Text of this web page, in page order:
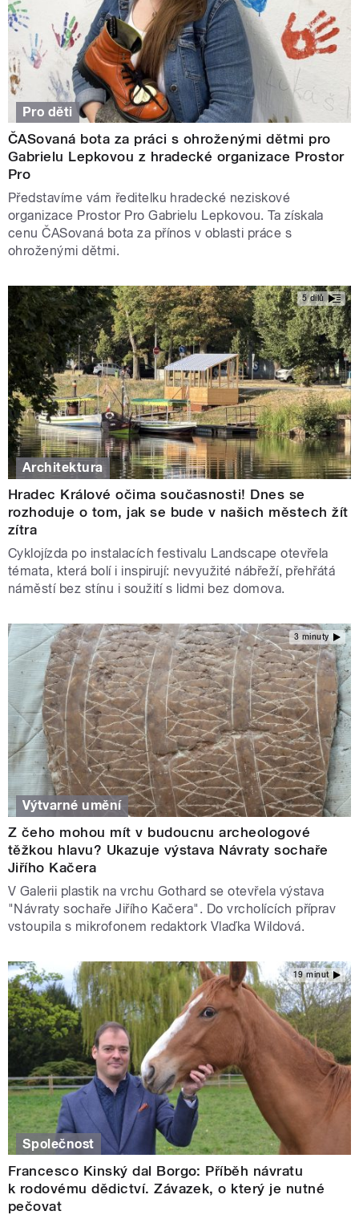
Pro děti
ČASovaná bota za práci s ohroženými dětmi pro
Gabrielu Lepkovou z hradecké organizace Prostor
Pro
Představíme vám ředitelku hradecké neziskové
organizace Prostor Pro Gabrielu Lepkovou. Ta získala
cenu ČASovaná bota za přínos v oblasti práce s
ohroženými dětmi.
5 dílů
Architektura
Hradec Králové očima současnosti! Dnes se
rozhoduje o tom, jak se bude v našich městech žít
zítra
Cyklojízda po instalacích festivalu Landscape otevřela
témata, která bolí i inspirují: nevyužité nábřeží, přehřátá
náměstí bez stínu i soužití s lidmi bez domova.
3 minuty
Výtvarné umění
Z čeho mohou mít v budoucnu archeologové
těžkou hlavu? Ukazuje výstava Návraty sochaře
Jiřího Kačera
V Galerii plastik na vrchu Gothard se otevřela výstava
"Návraty sochaře Jiřího Kačera". Do vrcholících příprav
vstoupila s mikrofonem redaktork Vlaďka Wildová.
19 minut
Společnost
Francesco Kinský dal Borgo: Příběh návratu
k rodovému dědictví. Závazek, o který je nutné
pečovat